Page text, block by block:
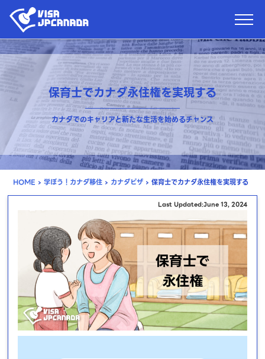
保育士でカナダ永住権を実現する
カナダでのキャリアと新たな生活を始めるチャンス
HOME › 学ぼう！カナダ移住 › カナダビザ › 保育士でカナダ永住権を実現する
Last Updated:June 13, 2024